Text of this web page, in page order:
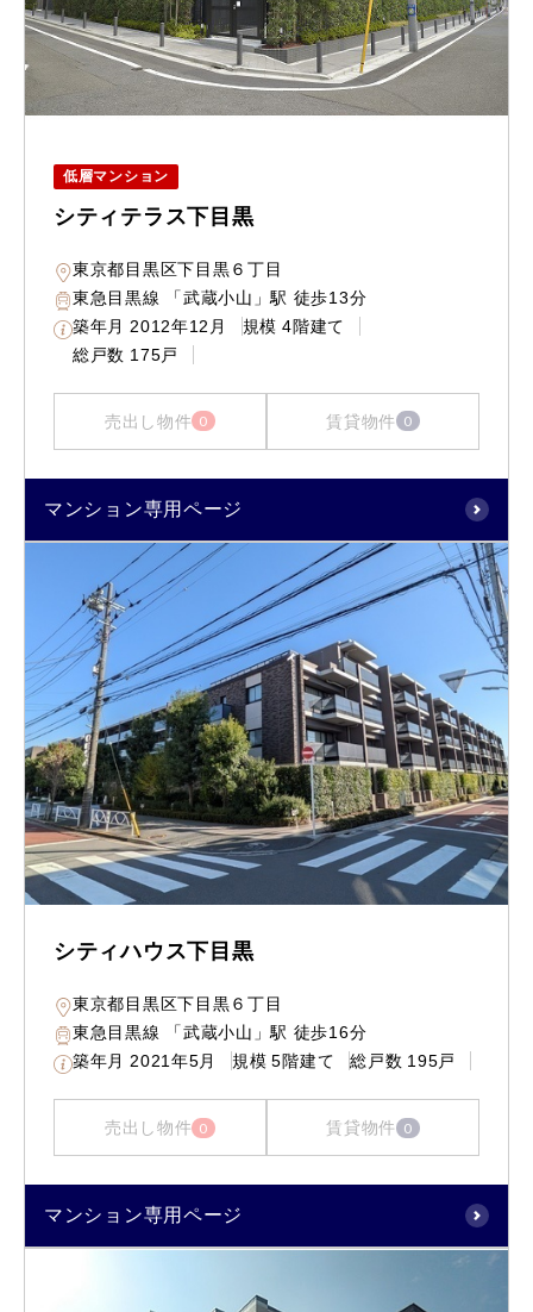
低層マンション
シティテラス下目黒
東京都目黒区下目黒６丁目
東急目黒線 「武蔵小山」駅 徒歩13分
築年月 2012年12月 規模 4階建て
総戸数 175戸
売出し物件 0 賃貸物件 0
マンション専用ページ
シティハウス下目黒
東京都目黒区下目黒６丁目
東急目黒線 「武蔵小山」駅 徒歩16分
築年月 2021年5月 規模 5階建て 総戸数 195戸
売出し物件 0 賃貸物件 0
マンション専用ページ